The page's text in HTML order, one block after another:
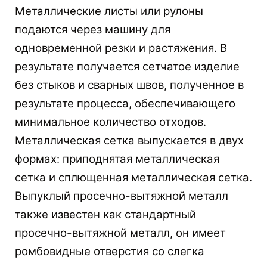
Металлические листы или рулоны
подаются через машину для
одновременной резки и растяжения. В
результате получается сетчатое изделие
без стыков и сварных швов, полученное в
результате процесса, обеспечивающего
минимальное количество отходов.
Металлическая сетка выпускается в двух
формах: приподнятая металлическая
сетка и сплющенная металлическая сетка.
Выпуклый просечно-вытяжной металл
также известен как стандартный
просечно-вытяжной металл, он имеет
ромбовидные отверстия со слегка